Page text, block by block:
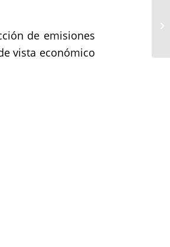
de emisiones
vista económico